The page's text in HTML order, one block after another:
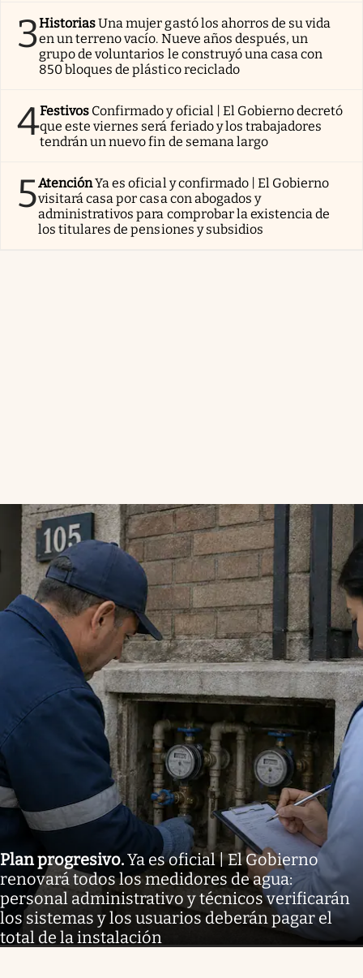
3HistoriasUna mujer gastó los ahorros de su vida
en un terreno vacío. Nueve años después, un
grupo de voluntarios le construyó una casa con
850 bloques de plástico reciclado
4Festivos Confirmado y oficial | El Gobierno decretó
que este viernes será feriado y los trabajadores
tendrán un nuevo fin de semana largo
5AtenciónYa es oficial y confirmado | El Gobierno
visitará casa por casa con abogados y
administrativos para comprobar la existencia de
los titulares de pensiones y subsidios
Plan progresivo.Ya es oficial | El Gobierno
renovará todos los medidores de agua:
personal administrativo y técnicos verificarán
los sistemas y los usuarios deberán pagar el
total de la instalación